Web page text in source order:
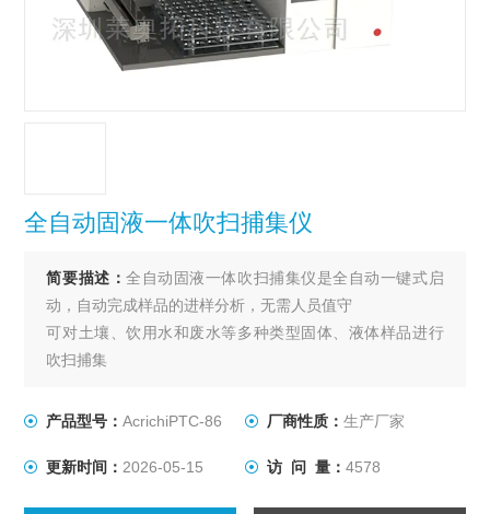
全自动固液一体吹扫捕集仪
简要描述：全自动固液一体吹扫捕集仪是全自动一键式启
动，自动完成样品的进样分析，无需人员值守
可对土壤、饮用水和废水等多种类型固体、液体样品进行
吹扫捕集
固体样品支持加热和连续可调的磁珠搅拌下进行吹扫捕集
进样系统的取样臂移动平稳、精确，噪音低
产品型号：AcrichiPTC-86 厂商性质： 生产厂家
更新时间：2026-05-15 访 问 量： 4578